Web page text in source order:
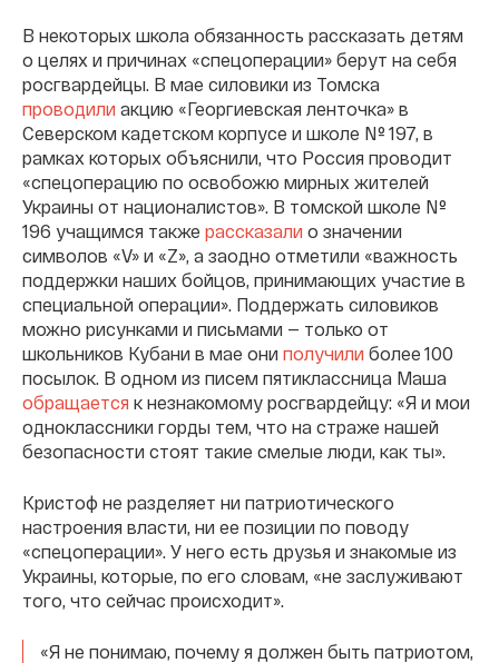
В некоторых школа обязанность рассказать детям
о целях и причинах «спецоперации» берут на себя
росгвардейцы. В мае силовики из Томска
проводили акцию «Георгиевская ленточка» в
Северском кадетском корпусе и школе № 197, в
рамках которых объяснили, что Россия проводит
«спецоперацию по освобожю мирных жителей
Украины от националистов». В томской школе №
196 учащимся также рассказали о значении
символов «V» и «Z», а заодно отметили «важность
поддержки наших бойцов, принимающих участие в
специальной операции». Поддержать силовиков
можно рисунками и письмами — только от
школьников Кубани в мае они получили более 100
посылок. В одном из писем пятиклассница Маша
обращается к незнакомому росгвардейцу: «Я и мои
одноклассники горды тем, что на страже нашей
безопасности стоят такие смелые люди, как ты».
Кристоф не разделяет ни патриотического
настроения власти, ни ее позиции по поводу
«спецоперации». У него есть друзья и знакомые из
Украины, которые, по его словам, «не заслуживают
того, что сейчас происходит».
«Я не понимаю, почему я должен быть патриотом,